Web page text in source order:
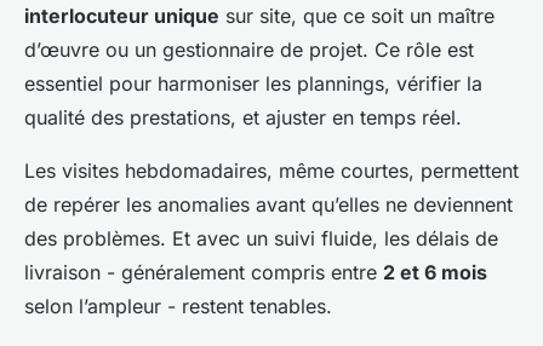
interlocuteur unique sur site, que ce soit un maître
d’œuvre ou un gestionnaire de projet. Ce rôle est
essentiel pour harmoniser les plannings, vérifier la
qualité des prestations, et ajuster en temps réel.
Les visites hebdomadaires, même courtes, permettent
de repérer les anomalies avant qu’elles ne deviennent
des problèmes. Et avec un suivi fluide, les délais de
livraison - généralement compris entre 2 et 6 mois
selon l’ampleur - restent tenables.